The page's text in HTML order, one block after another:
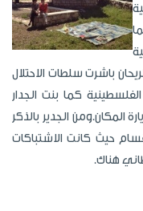
باشرت سلطات الاحتلال
كما بنت الجدار
المكان.ومن الجدير بالذكر
حيث كانت الاشتباكات
هناك.